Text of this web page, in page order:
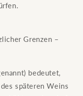
Grenzen –
bedeutet,
späteren Weins